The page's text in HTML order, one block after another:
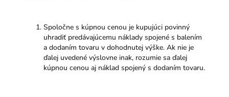
Spoločne s kúpnou cenou je kupujúci povinný
uhradiť predávajúcemu náklady spojené s balením
a dodaním tovaru v dohodnutej výške. Ak nie je
ďalej uvedené výslovne inak, rozumie sa ďalej
kúpnou cenou aj náklad spojený s dodaním tovaru.